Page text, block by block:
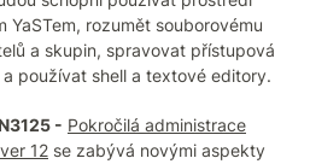
YaSTem, rozumět souborovému
a skupin, spravovat přístupová
používat shell a textové editory.
N3125 - Pokročilá administrace
12 se zabývá novými aspekty